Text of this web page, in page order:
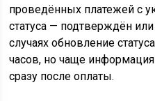
проведённых платежей с
статуса — подтверждён
случаях обновление
часов, но чаще информация
сразу после оплаты.